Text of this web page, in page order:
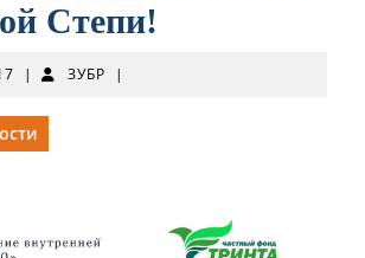
Степи!
2017
| ЗУБР ЗУБР
|